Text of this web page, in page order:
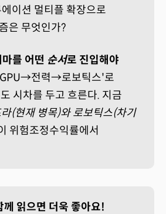
이션 멀티플 확장으로
은 무엇인가?
를 어떤 순서로 진입해야
전력→로보틱스'로
시차를 두고 흐른다. 지금
(현재 병목)와 로보틱스(차기
위험조정수익률에서
께 읽으면 더욱 좋아요!